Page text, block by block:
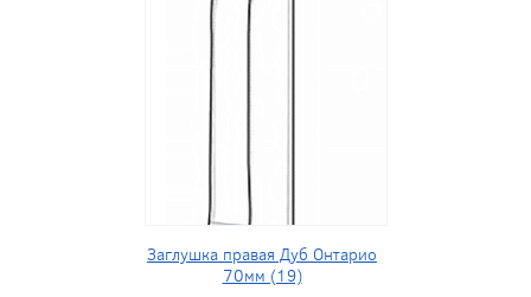
Заглушка правая Дуб Онтарио
70мм (19)